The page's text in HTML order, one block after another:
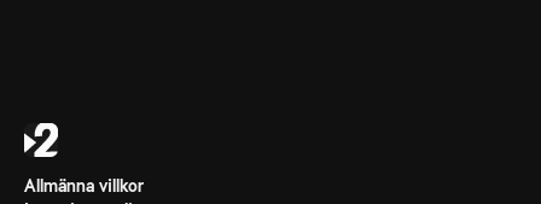
Allmänna villkor